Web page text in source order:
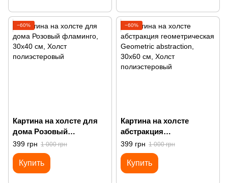
−60%
Картина на холсте для
дома Розовый
фламинго
399 грн 1 000 грн
Купить
−60%
Картина на холсте
абстракция
геометрическая
Geometric abstraction
399 грн 1 000 грн
Купить